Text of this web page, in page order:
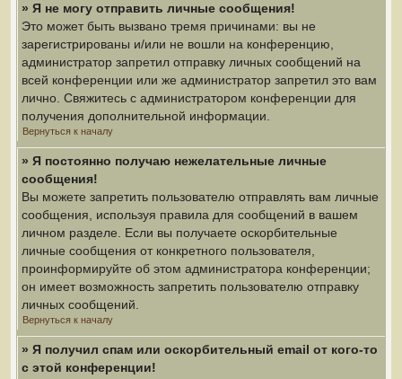
» Я не могу отправить личные сообщения!
Это может быть вызвано тремя причинами: вы не
зарегистрированы и/или не вошли на конференцию,
администратор запретил отправку личных сообщений на
всей конференции или же администратор запретил это вам
лично. Свяжитесь с администратором конференции для
получения дополнительной информации.
Вернуться к началу
» Я постоянно получаю нежелательные личные
сообщения!
Вы можете запретить пользователю отправлять вам личные
сообщения, используя правила для сообщений в вашем
личном разделе. Если вы получаете оскорбительные
личные сообщения от конкретного пользователя,
проинформируйте об этом администратора конференции;
он имеет возможность запретить пользователю отправку
личных сообщений.
Вернуться к началу
» Я получил спам или оскорбительный email от кого-то
с этой конференции!